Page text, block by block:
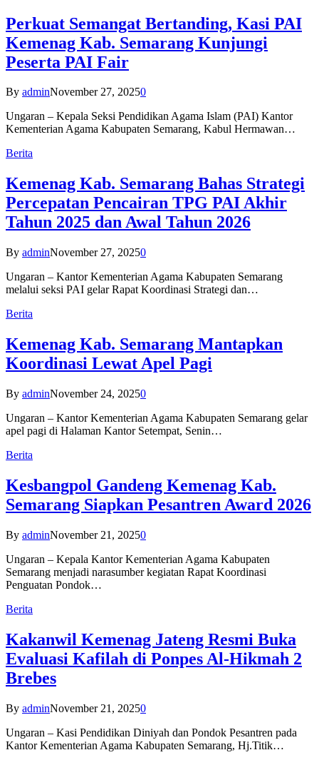
Perkuat Semangat Bertanding, Kasi PAI
Kemenag Kab. Semarang Kunjungi
Peserta PAI Fair
By adminNovember 27, 20250
Ungaran – Kepala Seksi Pendidikan Agama Islam (PAI) Kantor
Kementerian Agama Kabupaten Semarang, Kabul Hermawan…
Berita
Kemenag Kab. Semarang Bahas Strategi
Percepatan Pencairan TPG PAI Akhir
Tahun 2025 dan Awal Tahun 2026
By adminNovember 27, 20250
Ungaran – Kantor Kementerian Agama Kabupaten Semarang
melalui seksi PAI gelar Rapat Koordinasi Strategi dan…
Berita
Kemenag Kab. Semarang Mantapkan
Koordinasi Lewat Apel Pagi
By adminNovember 24, 20250
Ungaran – Kantor Kementerian Agama Kabupaten Semarang gelar
apel pagi di Halaman Kantor Setempat, Senin…
Berita
Kesbangpol Gandeng Kemenag Kab.
Semarang Siapkan Pesantren Award 2026
By adminNovember 21, 20250
Ungaran – Kepala Kantor Kementerian Agama Kabupaten
Semarang menjadi narasumber kegiatan Rapat Koordinasi
Penguatan Pondok…
Berita
Kakanwil Kemenag Jateng Resmi Buka
Evaluasi Kafilah di Ponpes Al-Hikmah 2
Brebes
By adminNovember 21, 20250
Ungaran – Kasi Pendidikan Diniyah dan Pondok Pesantren pada
Kantor Kementerian Agama Kabupaten Semarang, Hj.Titik…